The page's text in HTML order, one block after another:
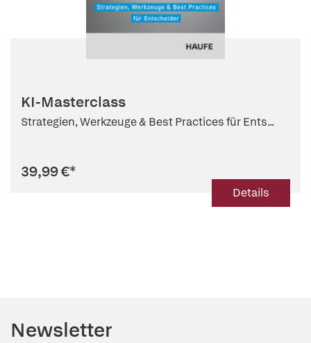
KI-Masterclass
Strategien, Werkzeuge & Best Practices für Ents...
39,99 €*
Details
Newsletter